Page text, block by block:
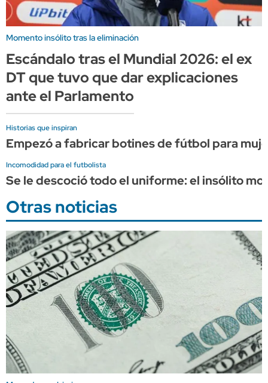
Momento insólito tras la eliminación
Escándalo tras el Mundial 2026: el ex
DT que tuvo que dar explicaciones
ante el Parlamento
Historias que inspiran
Empezó a fabricar botines de fútbol para
Incomodidad para el futbolista
Se le descoció todo el uniforme: el insólito
Otras noticias